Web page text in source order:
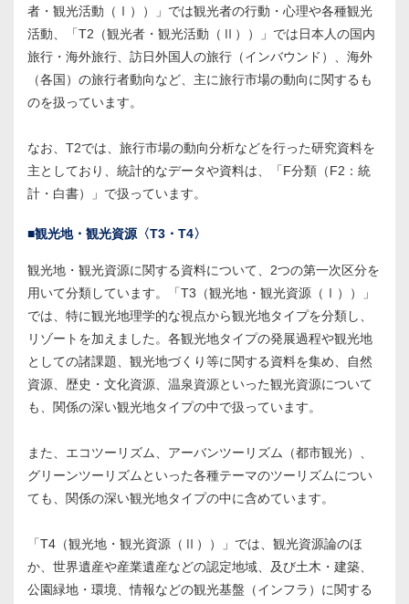
者・観光活動（Ⅰ））」では観光者の行動・心理や各種観光
活動、「T2（観光者・観光活動（Ⅱ））」では日本人の国内
旅行・海外旅行、訪日外国人の旅行（インバウンド）、海外
（各国）の旅行者動向など、主に旅行市場の動向に関するも
のを扱っています。
なお、T2では、旅行市場の動向分析などを行った研究資料を
主としており、統計的なデータや資料は、「F分類（F2：統
計・白書）」で扱っています。
■観光地・観光資源〈T3・T4〉
観光地・観光資源に関する資料について、2つの第一次区分を
用いて分類しています。「T3（観光地・観光資源（Ⅰ））」
では、特に観光地理学的な視点から観光地タイプを分類し、
リゾートを加えました。各観光地タイプの発展過程や観光地
としての諸課題、観光地づくり等に関する資料を集め、自然
資源、歴史・文化資源、温泉資源といった観光資源について
も、関係の深い観光地タイプの中で扱っています。
また、エコツーリズム、アーバンツーリズム（都市観光）、
グリーンツーリズムといった各種テーマのツーリズムについ
ても、関係の深い観光地タイプの中に含めています。
「T4（観光地・観光資源（Ⅱ））」では、観光資源論のほ
か、世界遺産や産業遺産などの認定地域、及び土木・建築、
公園緑地・環境、情報などの観光基盤（インフラ）に関する